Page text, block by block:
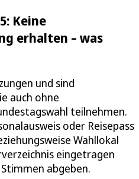
Keine
erhalten – was
und sind
auch ohne
teilnehmen.
oder Reisepass
Wahllokal
eingetragen
abgeben.